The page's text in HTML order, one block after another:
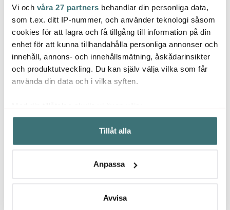
Vi och våra 27 partners behandlar din personliga data,
som t.ex. ditt IP-nummer, och använder teknologi såsom
cookies för att lagra och få tillgång till information på din
enhet för att kunna tillhandahålla personliga annonser och
innehåll, annons- och innehållsmätning, åskådarinsikter
och produktutveckling. Du kan själv välja vilka som får
använda din data och i vilka syften.
Samla in information om din geografiska plats som
kan ha en noggrannhet på upp till flera meter
Identifiera din enhet genom att aktivt skanna den för
Ta reda på mer om hur dina personliga uppgifter
Du kan ändra eller dra tillbaka ditt samtycke när som
Tillåt alla
Anpassa
Avvisa
Mason Cash
Innovative Kitchen 4-i-1
degskrapa 14 cm
stål/trä
149 kr
Få i lager
Mason Cash
Innovative Kitchen
vitlöksgömma med
rivlock creme
209 kr 299 kr
I lager
cm
497
Låt dig inspireras av våra kunder